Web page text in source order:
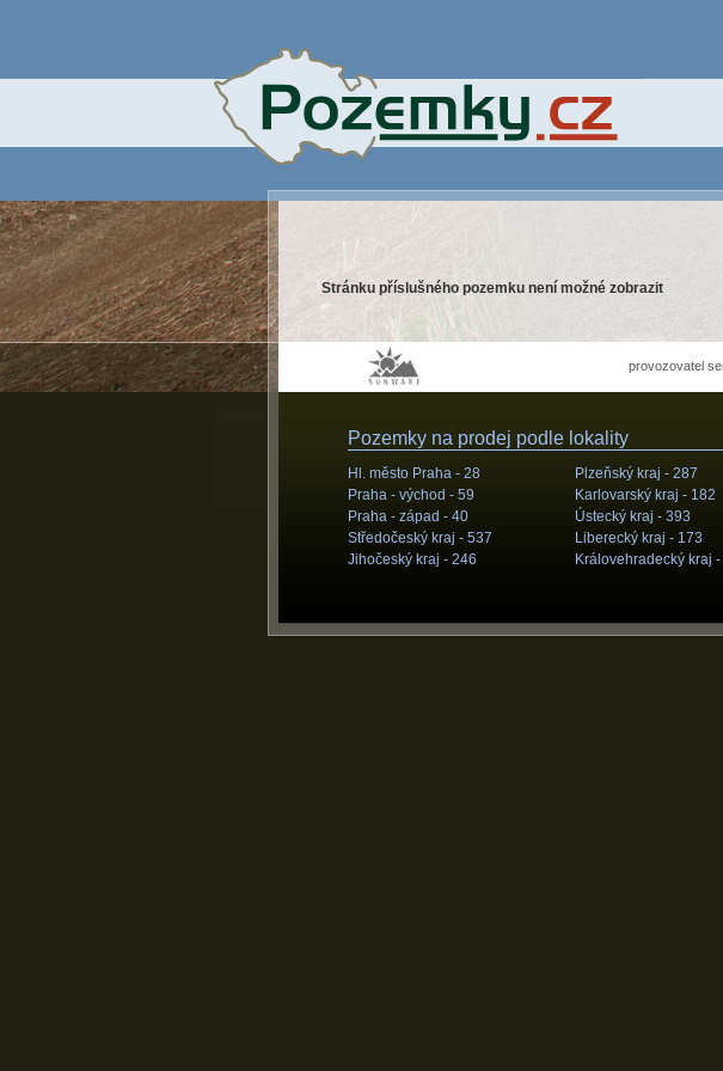
Stránku příslušného pozemku není možné zobrazit
provozovatel
Pozemky na prodej podle lokality
Hl. město Praha - 28
Praha - východ - 59
Praha - západ - 40
Středočeský kraj - 537
Jihočeský kraj - 246
Plzeňský kraj - 287
Karlovarský kraj - 182
Ústecký kraj - 393
Liberecký kraj - 173
Královehradecký kraj -